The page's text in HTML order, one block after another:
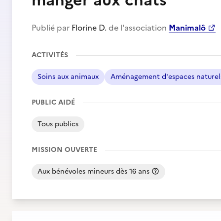
Publié par Florine D. de l'association Manimalô
ACTIVITÉS
Soins aux animaux Aménagement d'espaces
PUBLIC AIDÉ
Tous publics
MISSION OUVERTE
Aux bénévoles mineurs dès 16 ans